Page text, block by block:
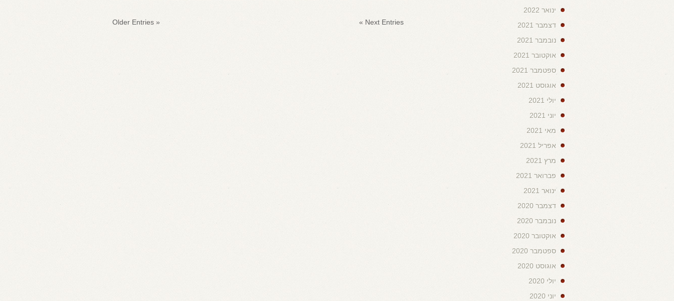
« Older Entries Next Entries »
ינואר 2022
דצמבר 2021
נובמבר 2021
אוקטובר 2021
ספטמבר 2021
אוגוסט 2021
יולי 2021
יוני 2021
מאי 2021
אפריל 2021
מרץ 2021
פברואר 2021
ינואר 2021
דצמבר 2020
נובמבר 2020
אוקטובר 2020
ספטמבר 2020
אוגוסט 2020
יולי 2020
יוני 2020